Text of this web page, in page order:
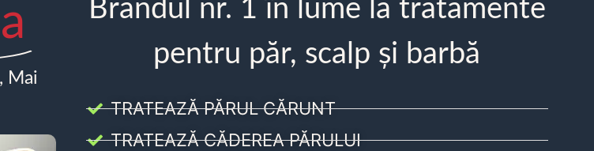
Mai
Brandul nr. 1 în lume la tratamente
pentru păr, scalp și barbă
TRATEAZĂ PĂRUL CĂRUNT
TRATEAZĂ CĂDEREA PĂRULUI